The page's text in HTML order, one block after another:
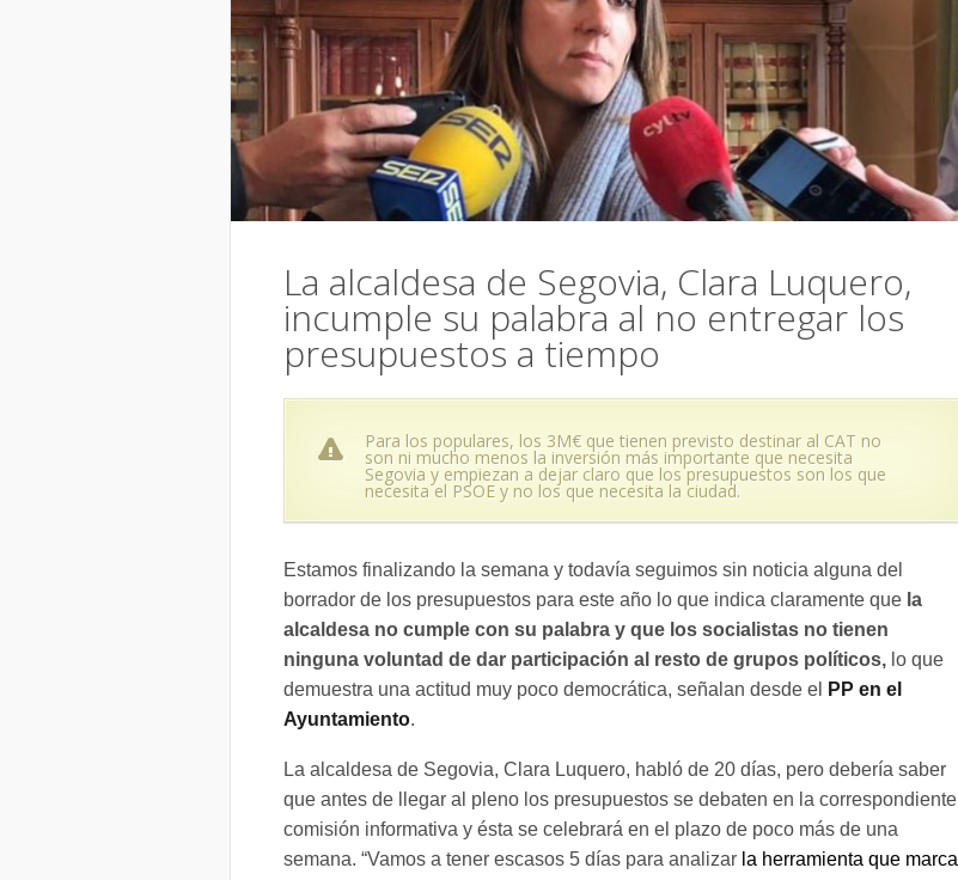
La alcaldesa de Segovia, Clara Luquero,
incumple su palabra al no entregar los
presupuestos a tiempo
Para los populares, los 3M€ que tienen previsto destinar al CAT no
son ni mucho menos la inversión más importante que necesita
Segovia y empiezan a dejar claro que los presupuestos son los que
necesita el PSOE y no los que necesita la ciudad.
Estamos finalizando la semana y todavía seguimos sin noticia alguna del
borrador de los presupuestos para este año lo que indica claramente que la
alcaldesa no cumple con su palabra y que los socialistas no tienen
ninguna voluntad de dar participación al resto de grupos políticos, lo que
demuestra una actitud muy poco democrática, señalan desde el
PP en el
Ayuntamiento.
La alcaldesa de Segovia, Clara Luquero, habló de 20 días, pero debería saber
que antes de llegar al pleno los presupuestos se debaten en la correspondiente
comisión informativa y ésta se celebrará en el plazo de poco más de una
semana. “Vamos a tener escasos 5 días para analizar la herramienta que marca